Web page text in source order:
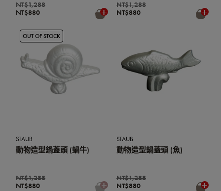
NT$880
NT$1,288
NT$880
NT$1,288
OUT OF STOCK
STAUB
動物造型鍋蓋頭 (蝸牛)
NT$880
NT$1,288
STAUB
動物造型鍋蓋頭 (魚)
NT$880
NT$1,288